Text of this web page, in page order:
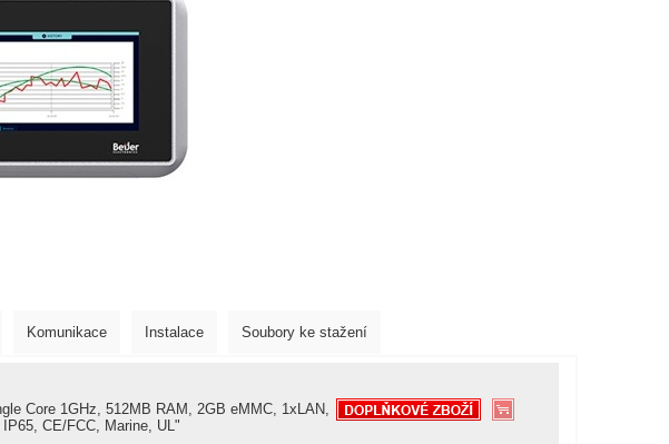
Komunikace Instalace Soubory ke stažení
Core 1GHz, 512MB RAM, 2GB eMMC, 1xLAN,
CE/FCC, Marine, UL"